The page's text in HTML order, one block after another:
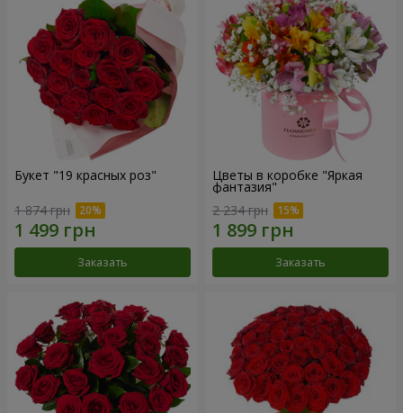
Букет "19 красных роз"
1 874 грн
Заказать
Цветы в коробке "Яркая
фантазия"
2 234 грн
Заказать